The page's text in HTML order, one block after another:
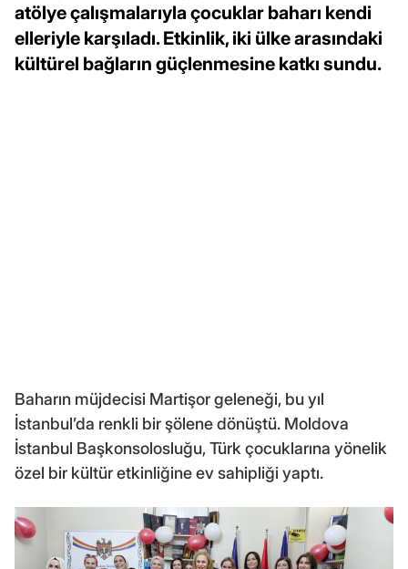
atölye çalışmalarıyla çocuklar baharı kendi
elleriyle karşıladı. Etkinlik, iki ülke arasındaki
kültürel bağların güçlenmesine katkı sundu.
Baharın müjdecisi Martişor geleneği, bu yıl
İstanbul’da renkli bir şölene dönüştü. Moldova
İstanbul Başkonsolosluğu, Türk çocuklarına yönelik
özel bir kültür etkinliğine ev sahipliği yaptı.